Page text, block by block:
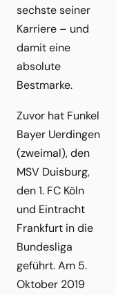
sechste seiner
Karriere – und
damit eine
absolute
Bestmarke.
Zuvor hat Funkel
Bayer Uerdingen
(zweimal), den
MSV Duisburg,
den 1. FC Köln
und Eintracht
Frankfurt in die
Bundesliga
geführt. Am 5.
Oktober 2019